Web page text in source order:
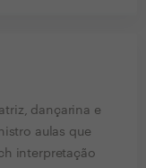
dançarina e
aulas que
interpretação